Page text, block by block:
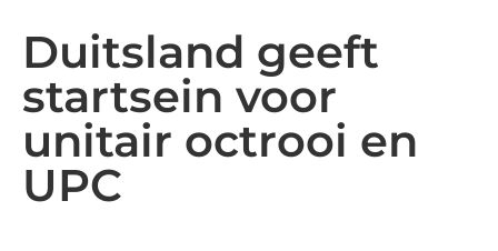
Duitsland geeft
startsein voor
unitair octrooi en
UPC